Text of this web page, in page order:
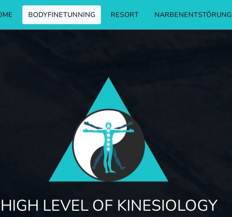
BODYFINETUNNING RESORT NARBENENTSTÖRUNG
HIGH LEVEL OF KINESIOLOGY